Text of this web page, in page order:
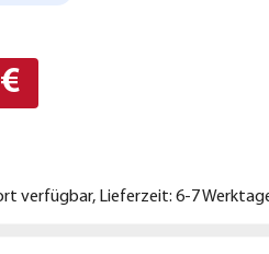
verfügbar, Lieferzeit: 6-7